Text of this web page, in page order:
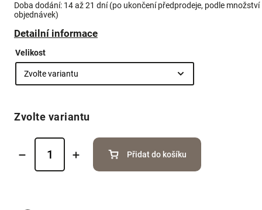
Doba dodání: 14 až 21 dní (po ukončení předprodeje, podle množství
objednávek)
Detailní informace
Velikost
Zvolte variantu
Přidat do košíku